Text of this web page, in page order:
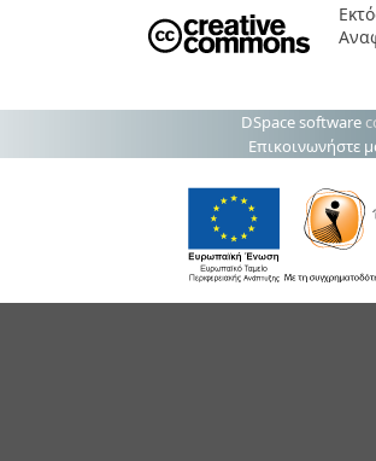
DSpace software
Επικοινωνήστε